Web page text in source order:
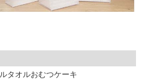
タオルおむつケーキ